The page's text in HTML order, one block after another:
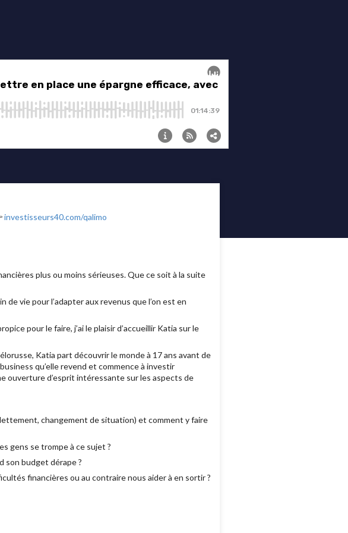
investisseurs40.com/qalimo
plus ou moins sérieuses. Que ce soit à la suite
de vie pour l’adapter aux revenus que l’on est en
pour le faire, j’ai le plaisir d’accueillir Katia sur le
Katia part découvrir le monde à 17 ans avant de
qu’elle revend et commence à investir
ouverture d’esprit intéressante sur les aspects de
changement de situation) et comment y faire
gens se trompe à ce sujet ?
son budget dérape ?
financières ou au contraire nous aider à en sortir ?